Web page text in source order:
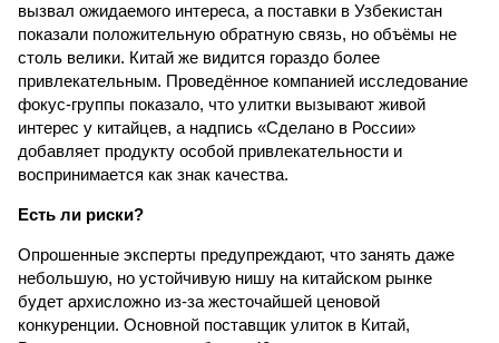
вызвал ожидаемого интереса, а поставки в Узбекистан
показали положительную обратную связь, но объёмы не
столь велики. Китай же видится гораздо более
привлекательным. Проведённое компанией исследование
фокус-группы показало, что улитки вызывают живой
интерес у китайцев, а надпись «Сделано в России»
добавляет продукту особой привлекательности и
воспринимается как знак качества.
Есть ли риски?
Опрошенные эксперты предупреждают, что занять даже
небольшую, но устойчивую нишу на китайском рынке
будет архисложно из-за жесточайшей ценовой
конкуренции. Основной поставщик улиток в Китай,